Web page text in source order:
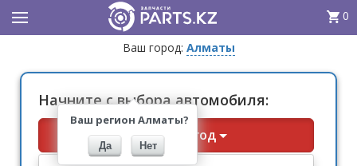
0
Ваш город: Алматы
Ваш регион Алматы?
Да Нет
Начните с выбора автомобиля:
Выберите год